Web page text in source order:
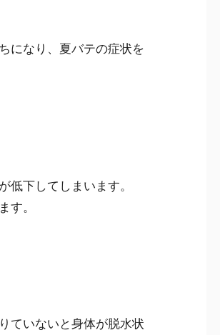
になり、夏バテの症状を
低下してしまいます。
す。
ていないと身体が脱水状